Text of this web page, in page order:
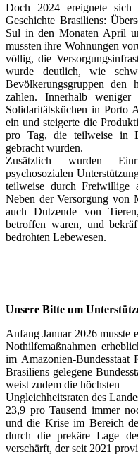
Doch 2024 ereignete
Geschichte Brasiliens:
Sul in den Monaten April
mussten ihre Wohnungen
völlig, die
wurde deutlich, wie
Bevölkerungsgruppen den
zahlen. Innerhalb
Solidaritätsküchen in Porto
ein und steigerte die
pro Tag, die teilweise in
gebracht wurden.
Zusätzlich wurden
psychosozialen
teilweise durch Freiwillige
Neben der Versorgung von
auch Dutzende von
betroffen waren, und
bedrohten Lebewesen.
Unsere Bitte um
Anfang Januar 2026 musste
Nothilfemaßnahmen
im Amazonien-Bundesstaat
Brasiliens gelegene
weist zudem die höchsten
Ungleichheitsraten des
23,9 pro Tausend immer
und die Krise im Bereich
durch die prekäre Lage
verschärft, der seit 2021